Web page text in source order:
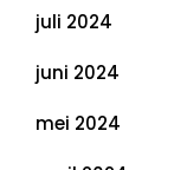
juli 2024
juni 2024
mei 2024